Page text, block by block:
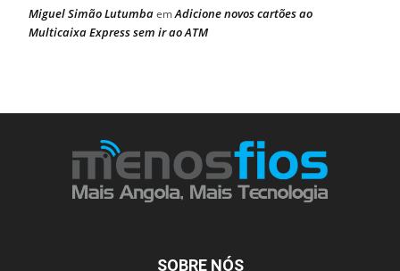
Miguel Simão LutumbaemAdicione novos cartões ao
Multicaixa Express sem ir ao ATM
SOBRE NÓS